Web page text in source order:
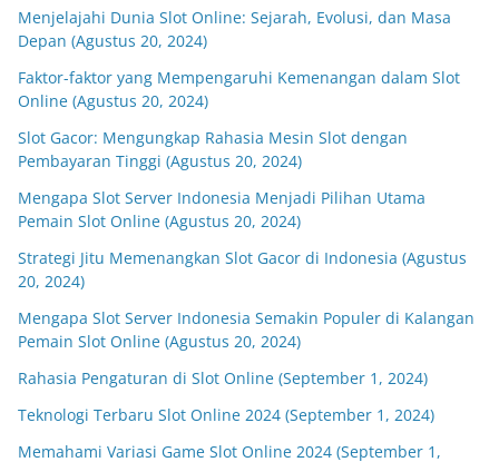
Menjelajahi Dunia Slot Online: Sejarah, Evolusi, dan Masa
Depan (Agustus 20, 2024)
Faktor-faktor yang Mempengaruhi Kemenangan dalam Slot
Online (Agustus 20, 2024)
Slot Gacor: Mengungkap Rahasia Mesin Slot dengan
Pembayaran Tinggi (Agustus 20, 2024)
Mengapa Slot Server Indonesia Menjadi Pilihan Utama
Pemain Slot Online (Agustus 20, 2024)
Strategi Jitu Memenangkan Slot Gacor di Indonesia (Agustus
20, 2024)
Mengapa Slot Server Indonesia Semakin Populer di Kalangan
Pemain Slot Online (Agustus 20, 2024)
Rahasia Pengaturan di Slot Online (September 1, 2024)
Teknologi Terbaru Slot Online 2024 (September 1, 2024)
Memahami Variasi Game Slot Online 2024 (September 1,